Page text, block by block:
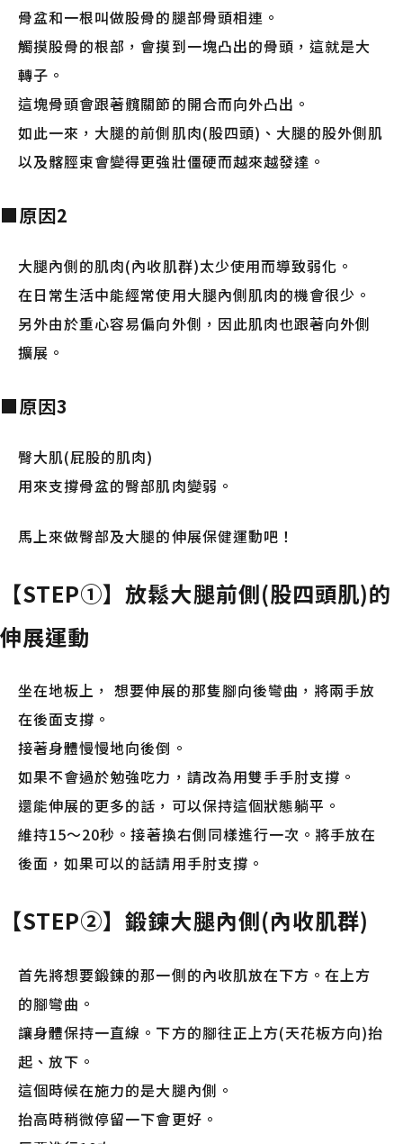
骨盆和一根叫做股骨的腿部骨頭相連。
觸摸股骨的根部，會摸到一塊凸出的骨頭，這就是大
轉子。
這塊骨頭會跟著髖關節的開合而向外凸出。
如此一來，大腿的前側肌肉(股四頭)、大腿的股外側肌
以及髂脛束會變得更強壯僵硬而越來越發達。
■原因2
大腿內側的肌肉(內收肌群)太少使用而導致弱化。
在日常生活中能經常使用大腿內側肌肉的機會很少。
另外由於重心容易偏向外側，因此肌肉也跟著向外側
擴展。
■原因3
臀大肌(屁股的肌肉)
用來支撐骨盆的臀部肌肉變弱。
馬上來做臀部及大腿的伸展保健運動吧！
【STEP①】放鬆大腿前側(股四頭肌)的
伸展運動
坐在地板上， 想要伸展的那隻腳向後彎曲，將兩手放
在後面支撐。
接著身體慢慢地向後倒。
如果不會過於勉強吃力，請改為用雙手手肘支撐。
還能伸展的更多的話，可以保持這個狀態躺平。
維持15～20秒。接著換右側同樣進行一次。將手放在
後面，如果可以的話請用手肘支撐。
【STEP②】鍛鍊大腿內側(內收肌群)
首先將想要鍛鍊的那一側的內收肌放在下方。在上方
的腳彎曲。
讓身體保持一直線。下方的腳往正上方(天花板方向)抬
起、放下。
這個時候在施力的是大腿內側。
抬高時稍微停留一下會更好。